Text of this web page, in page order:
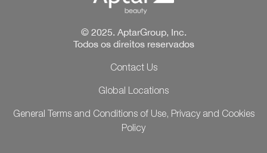
© 2025. AptarGroup, Inc.
Todos os direitos reservados
Contact Us
Global Locations
General Terms and Conditions of Use, Privacy and Cookies
Policy